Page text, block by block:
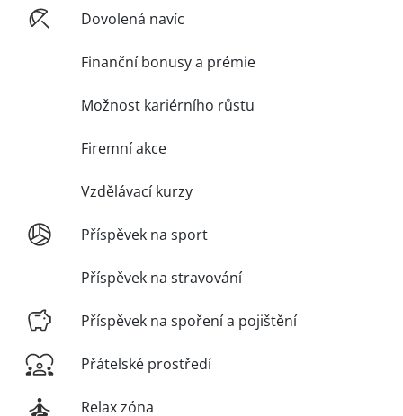
Dovolená navíc
Finanční bonusy a prémie
Možnost kariérního růstu
Firemní akce
Vzdělávací kurzy
Příspěvek na sport
Příspěvek na stravování
Příspěvek na spoření a pojištění
Přátelské prostředí
Relax zóna